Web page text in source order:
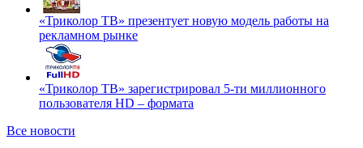
«Триколор ТВ» презентует новую модель работы на
рекламном рынке
«Триколор ТВ» зарегистрировал 5-ти миллионного
пользователя HD – формата
Все новости